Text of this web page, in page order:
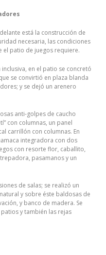
está la construcción de
necesaria, las condiciones
el patio de juegos requiere.
en el patio se concretó
se convirtió en plaza blanda
y se dejó un arenero
anti-golpes de caucho
con columnas, un panel
carrillón con columnas. En
integradora con dos
con resorte flor, caballito,
pasamanos y un
de salas; se realizó un
y sobre éste baldosas de
y banco de madera. Se
y también las rejas